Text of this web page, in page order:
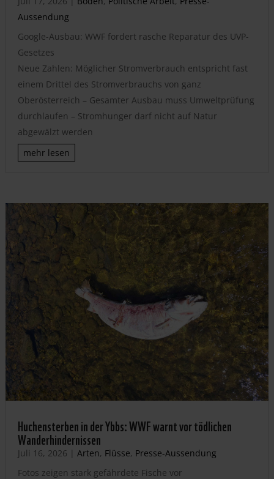
Aussendung
Google-Ausbau: WWF fordert rasche Reparatur des UVP-
Gesetzes
Neue Zahlen: Möglicher Stromverbrauch entspricht fast
einem Drittel des Stromverbrauchs von ganz
Oberösterreich – Gesamter Ausbau muss Umweltprüfung
durchlaufen – Stromhunger darf nicht auf Natur
abgewälzt werden
mehr lesen
Huchensterben in der Ybbs: WWF warnt vor tödlichen
Wanderhindernissen
Juli 16, 2026 | Arten, Flüsse, Presse-Aussendung
Fotos zeigen stark gefährdete Fische vor